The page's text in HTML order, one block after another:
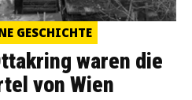
GESCHICHTE
waren die
von Wien